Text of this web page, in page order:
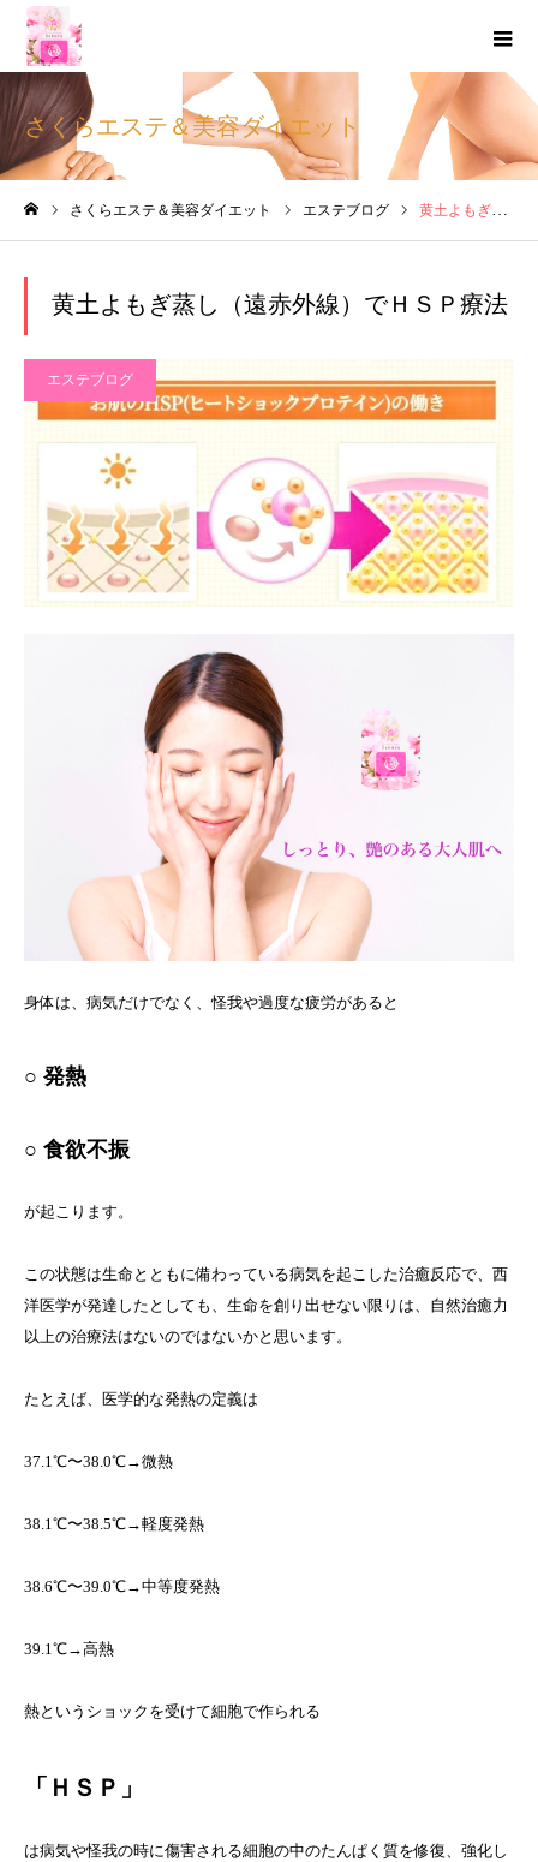
さくらエステ＆美容ダイエット
さくらエステ＆美容ダイエット エステブログ 黄土よもぎ蒸し（遠赤外線）でＨＳＰ療法
黄土よもぎ蒸し（遠赤外線）でＨＳＰ療法
エステブログ
身体は、病気だけでなく、怪我や過度な疲労があると
○ 発熱
○ 食欲不振
が起こります。
この状態は生命とともに備わっている病気を起こした治癒反応で、西
洋医学が発達したとしても、生命を創り出せない限りは、自然治癒力
以上の治療法はないのではないかと思います。
たとえば、医学的な発熱の定義は
37.1℃〜38.0℃→微熱
38.1℃〜38.5℃→軽度発熱
38.6℃〜39.0℃→中等度発熱
39.1℃→高熱
熱というショックを受けて細胞で作られる
「ＨＳＰ」
は病気や怪我の時に傷害される細胞の中のたんぱく質を修復、強化し